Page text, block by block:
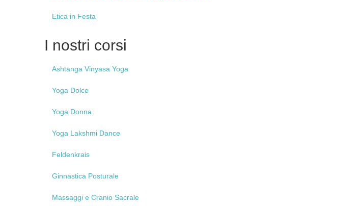
Etica in Festa
I nostri corsi
Ashtanga Vinyasa Yoga
Yoga Dolce
Yoga Donna
Yoga Lakshmi Dance
Feldenkrais
Ginnastica Posturale
Massaggi e Cranio Sacrale